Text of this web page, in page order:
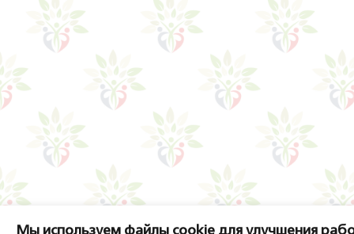
Мы используем файлы cookie для улучшения